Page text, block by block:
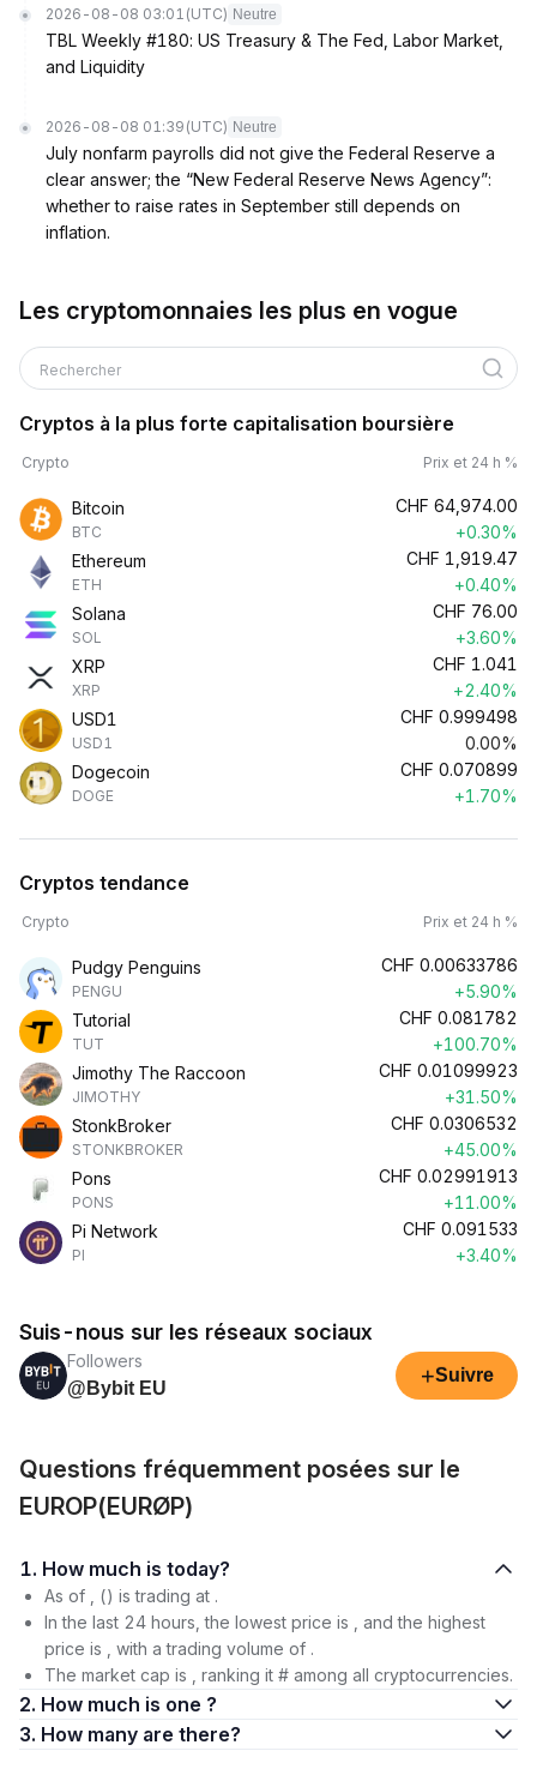
2026-08-08 03:01 (UTC) Neutre
TBL Weekly #180: US Treasury & The Fed, Labor Market,
and Liquidity
2026-08-08 01:39 (UTC) Neutre
July nonfarm payrolls did not give the Federal Reserve a
clear answer; the “New Federal Reserve News Agency”:
whether to raise rates in September still depends on
inflation.
Les cryptomonnaies les plus en vogue
Rechercher
Cryptos à la plus forte capitalisation boursière
Crypto Prix et 24 h %
Bitcoin
BTC
CHF 64,974.00
+0.30%
Ethereum
ETH
CHF 1,919.47
+0.40%
Solana
SOL
CHF 76.00
+3.60%
XRP
XRP
CHF 1.041
+2.40%
USD1
USD1
CHF 0.999498
0.00%
Dogecoin
DOGE
CHF 0.070899
+1.70%
Cryptos tendance
Crypto Prix et 24 h %
Pudgy Penguins
PENGU
CHF 0.00633786
+5.90%
Tutorial
TUT
CHF 0.081782
+100.70%
Jimothy The Raccoon
JIMOTHY
CHF 0.01099923
+31.50%
StonkBroker
STONKBROKER
CHF 0.0306532
+45.00%
Pons
PONS
CHF 0.02991913
+11.00%
Pi Network
PI
CHF 0.091533
+3.40%
Suis-nous sur les réseaux sociaux
Followers
@Bybit EU
+Suivre
Questions fréquemment posées sur le
EUROP(EURØP)
1. How much is today?
As of , () is trading at .
In the last 24 hours, the lowest price is , and the highest
price is , with a trading volume of .
The market cap is , ranking it # among all cryptocurrencies.
2. How much is one ?
3. How many are there?